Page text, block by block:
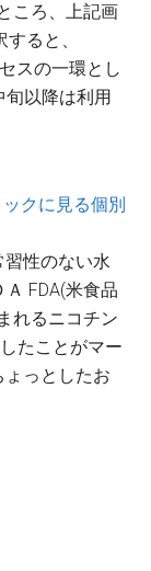
ころ、上記画
ると、
スの一環とし
旬以降は利用
クに見る個別
性のない水
FDA(米食品
れるニコチン
たことがマー
っとしたお